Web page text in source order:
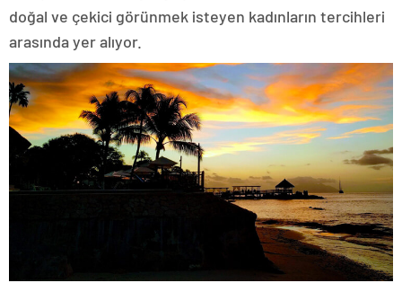
doğal ve çekici görünmek isteyen kadınların tercihleri
arasında yer alıyor.